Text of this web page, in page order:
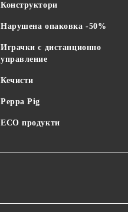
Конструктори
Нарушена опаковка -50%
Играчки с дистанционно
управление
Кечисти
Peppa Pig
ECO продукти